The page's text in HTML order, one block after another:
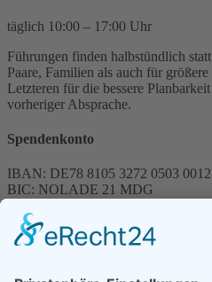
täglich 10:00 – 17:00 Uhr
Führungen finden halbstündlich
Paare, Familien als auch für
Letzteren für die bessere
vorheriger Absprache.
Spendenkonto
IBAN: DE78 8105 3272 0503
BIC: NOLADE 21 MDG
Spenden können steuerlich